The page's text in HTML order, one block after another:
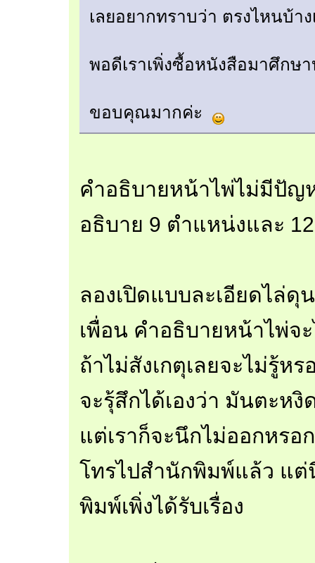
เลยอยากทราบว่า ตรงไหนบ้า
พอดีเราเพิ่งซื้อหนังสือมาศึกษ
ขอบคุณมากค่ะ
คำอธิบายหน้าไพ่ไม่มีปัญ
อธิบาย 9 ตำแหน่งและ
ลองเปิดแบบละเอียดไล่ดุ
เพื่อน คำอธิบายหน้าไพ่จ
ถ้าไม่สังเกตุเลยจะไม่รู้หร
จะรุ้สึกได้เองว่า มันตะห
แต่เราก็จะนึกไม่ออกหร
โทรไปสำนักพิมพ์แล้ว แต่
พิมพ์เพิ่งได้รับเรื่อง